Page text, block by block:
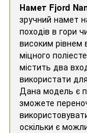
Намет Fjord
зручний намет
походів в гори
високим рівнем
міцного
містить два
використати
Дана модель є
зможете
оскільки є